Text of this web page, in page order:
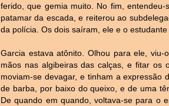
ferido, que gemia muito. No fim,
patamar da escada, e reiterou ao
da polícia. Os dois saíram, ele e o estudante
Garcia estava atônito. Olhou para ele,
mãos nas algibeiras das calças, e fitar os
moviam-se devagar, e tinham a
de barba, por baixo do queixo, e de uma
De quando em quando, voltava-se para o